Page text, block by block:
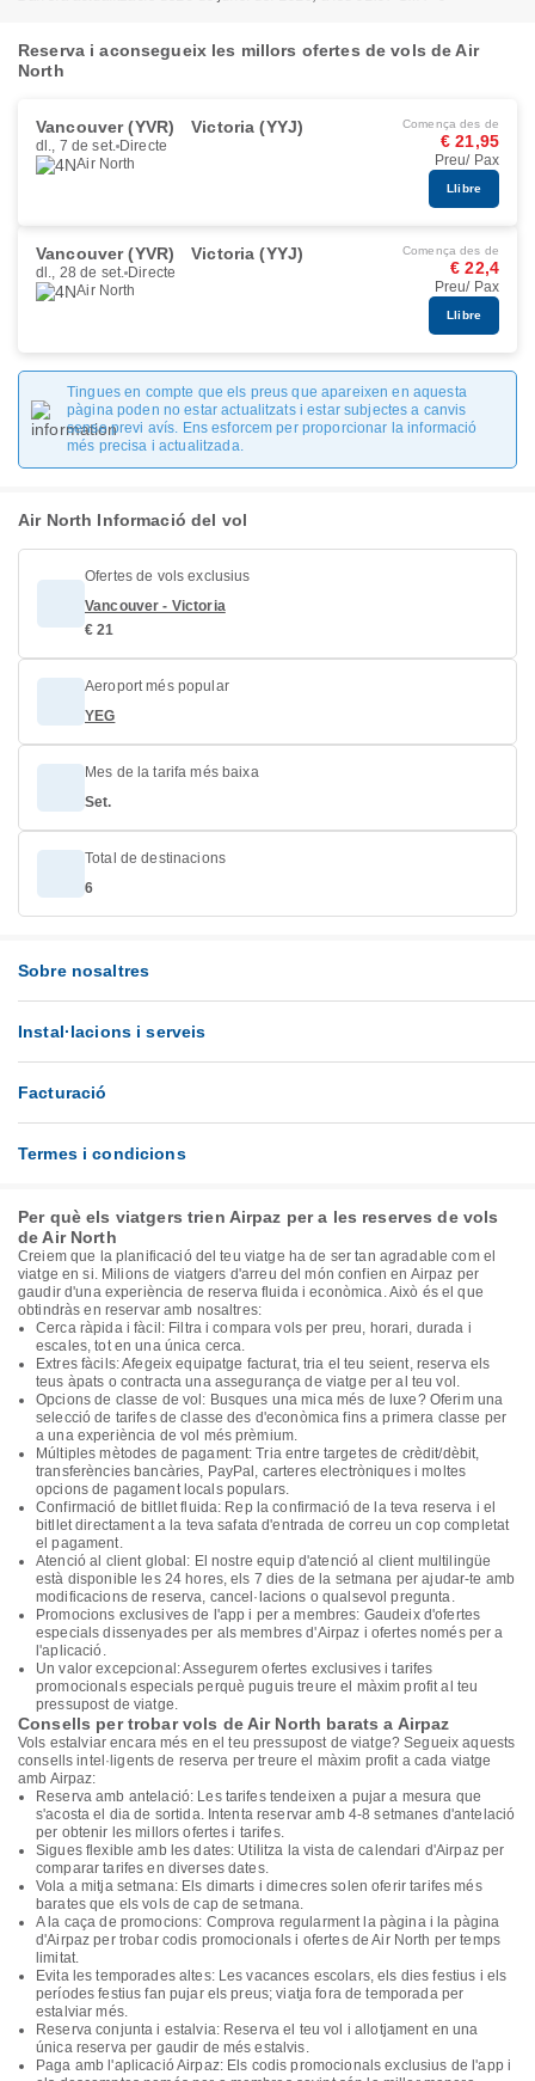
Reserva i aconsegueix les millors ofertes de vols de Air
North
Vancouver (YVR) Victoria (YYJ)
dl., 7 de set. Directe
Air North
Comença des de
€ 21,95
Preu/ Pax
Llibre
Vancouver (YVR) Victoria (YYJ)
dl., 28 de set. Directe
Air North
Comença des de
€ 22,4
Preu/ Pax
Llibre
Tingues en compte que els preus que apareixen en aquesta
pàgina poden no estar actualitzats i estar subjectes a canvis
sense previ avís. Ens esforcem per proporcionar la informació
més precisa i actualitzada.
Air North Informació del vol
Ofertes de vols exclusius
Vancouver - Victoria
€ 21
Aeroport més popular
YEG
Mes de la tarifa més baixa
Set.
Total de destinacions
6
Sobre nosaltres
Instal·lacions i serveis
Facturació
Termes i condicions
Per què els viatgers trien Airpaz per a les reserves de vols
de Air North
Creiem que la planificació del teu viatge ha de ser tan agradable com el
viatge en si. Milions de viatgers d'arreu del món confien en Airpaz per
gaudir d'una experiència de reserva fluida i econòmica. Això és el que
obtindràs en reservar amb nosaltres:
Cerca ràpida i fàcil: Filtra i compara vols per preu, horari, durada i
escales, tot en una única cerca.
Extres fàcils: Afegeix equipatge facturat, tria el teu seient, reserva els
teus àpats o contracta una assegurança de viatge per al teu vol.
Opcions de classe de vol: Busques una mica més de luxe? Oferim una
selecció de tarifes de classe des d'econòmica fins a primera classe per
a una experiència de vol més prèmium.
Múltiples mètodes de pagament: Tria entre targetes de crèdit/dèbit,
transferències bancàries, PayPal, carteres electròniques i moltes
opcions de pagament locals populars.
Confirmació de bitllet fluida: Rep la confirmació de la teva reserva i el
bitllet directament a la teva safata d'entrada de correu un cop completat
el pagament.
Atenció al client global: El nostre equip d'atenció al client multilingüe
està disponible les 24 hores, els 7 dies de la setmana per ajudar-te amb
modificacions de reserva, cancel·lacions o qualsevol pregunta.
Promocions exclusives de l'app i per a membres: Gaudeix d'ofertes
especials dissenyades per als membres d'Airpaz i ofertes només per a
l'aplicació.
Un valor excepcional: Assegurem ofertes exclusives i tarifes
promocionals especials perquè puguis treure el màxim profit al teu
pressupost de viatge.
Consells per trobar vols de Air North barats a Airpaz
Vols estalviar encara més en el teu pressupost de viatge? Segueix aquests
consells intel·ligents de reserva per treure el màxim profit a cada viatge
amb Airpaz:
Reserva amb antelació: Les tarifes tendeixen a pujar a mesura que
s'acosta el dia de sortida. Intenta reservar amb 4-8 setmanes d'antelació
per obtenir les millors ofertes i tarifes.
Sigues flexible amb les dates: Utilitza la vista de calendari d'Airpaz per
comparar tarifes en diverses dates.
Vola a mitja setmana: Els dimarts i dimecres solen oferir tarifes més
barates que els vols de cap de setmana.
A la caça de promocions: Comprova regularment la pàgina i la pàgina
d'Airpaz per trobar codis promocionals i ofertes de Air North per temps
limitat.
Evita les temporades altes: Les vacances escolars, els dies festius i els
períodes festius fan pujar els preus; viatja fora de temporada per
estalviar més.
Reserva conjunta i estalvia: Reserva el teu vol i allotjament en una
única reserva per gaudir de més estalvis.
Paga amb l'aplicació Airpaz: Els codis promocionals exclusius de l'app i